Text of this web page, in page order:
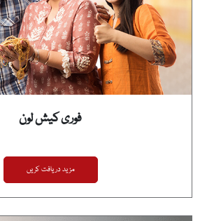
فوری کیش لون
مزید دریافت کریں